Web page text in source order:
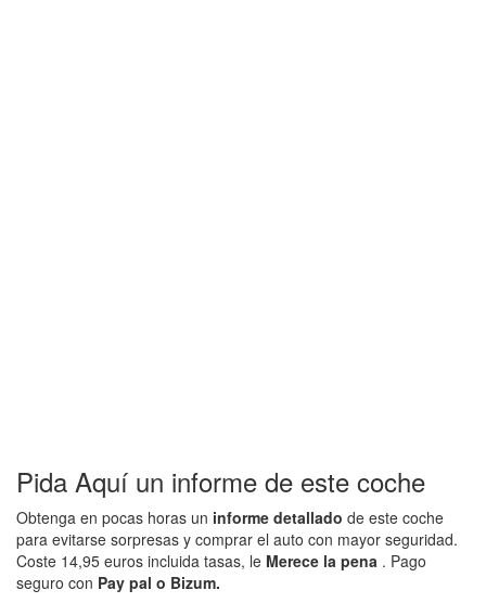
Pida Aquí un informe de este coche
Obtenga en pocas horas un informe detallado de este coche
para evitarse sorpresas y comprar el auto con mayor seguridad.
Coste 14,95 euros incluida tasas, le Merece la pena . Pago
seguro con Pay pal o Bizum.